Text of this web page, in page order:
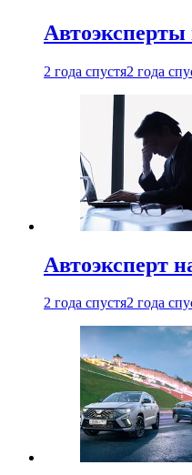
2 года спустя2 года
Автоэксперт
2 года спустя2 года